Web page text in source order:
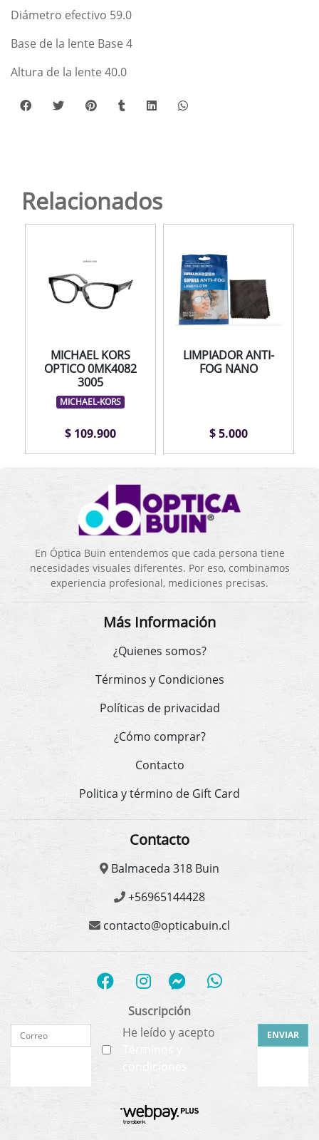
Diámetro efectivo 59.0
Base de la lente Base 4
Altura de la lente 40.0
Relacionados
MICHAEL KORS
OPTICO 0MK4082
3005
MICHAEL-KORS
$ 109.900
LIMPIADOR ANTI-
FOG NANO
$ 5.000
En Óptica Buin entendemos que cada persona tiene
necesidades visuales diferentes. Por eso, combinamos
experiencia profesional, mediciones precisas.
Más Información
¿Quienes somos?
Términos y Condiciones
Políticas de privacidad
¿Cómo comprar?
Contacto
Politica y término de Gift Card
Contacto
Balmaceda 318 Buin
+56965144428
contacto@opticabuin.cl
Suscripción
He leído y acepto
condiciones
ENVIAR